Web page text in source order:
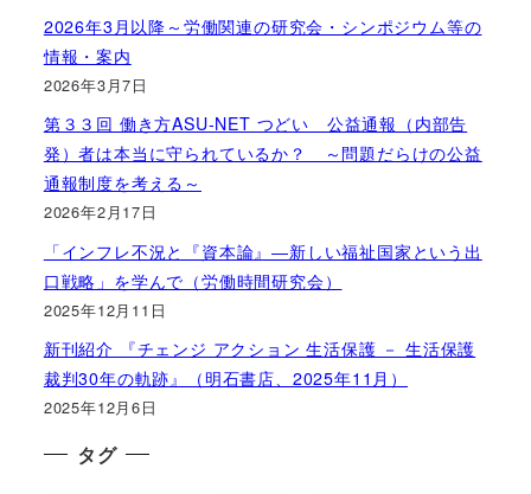
2026年3月以降～労働関連の研究会・シンポジウム等の
情報・案内
2026年3月7日
第３３回 働き方ASU-NET つどい 公益通報（内部告
発）者は本当に守られているか？ ～問題だらけの公益
通報制度を考える～
2026年2月17日
「インフレ不況と『資本論』―新しい福祉国家という出
口戦略」を学んで（労働時間研究会）
2025年12月11日
新刊紹介 『チェンジ アクション 生活保護 － 生活保護
裁判30年の軌跡』（明石書店、2025年11月）
2025年12月6日
タグ